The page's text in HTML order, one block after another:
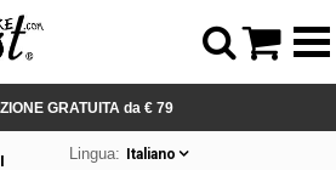
GRATUITA da € 79
Lingua: Italiano
 